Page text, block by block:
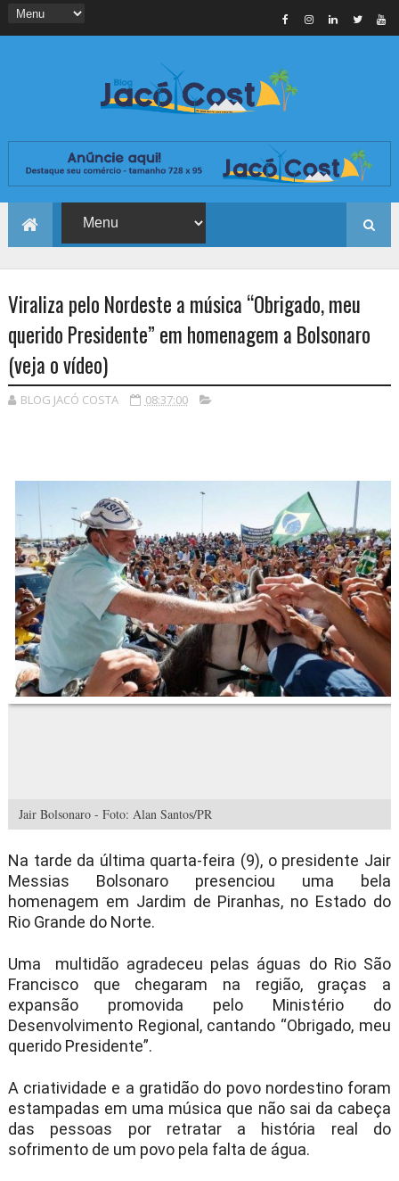
Viraliza pelo Nordeste a música “Obrigado, meu
querido Presidente” em homenagem a Bolsonaro
(veja o vídeo)
BLOG JACÓ COSTA 08:37:00
Jair Bolsonaro - Foto: Alan Santos/PR
Na tarde da última quarta-feira (9), o presidente Jair
Messias Bolsonaro presenciou uma bela
homenagem em Jardim de Piranhas, no Estado do
Rio Grande do Norte.
Uma multidão agradeceu pelas águas do Rio São
Francisco que chegaram na região, graças a
expansão promovida pelo Ministério do
Desenvolvimento Regional, cantando “Obrigado, meu
querido Presidente”.
A criatividade e a gratidão do povo nordestino foram
estampadas em uma música que não sai da cabeça
das pessoas por retratar a história real do
sofrimento de um povo pela falta de água.